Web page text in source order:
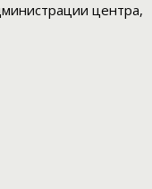
центра,